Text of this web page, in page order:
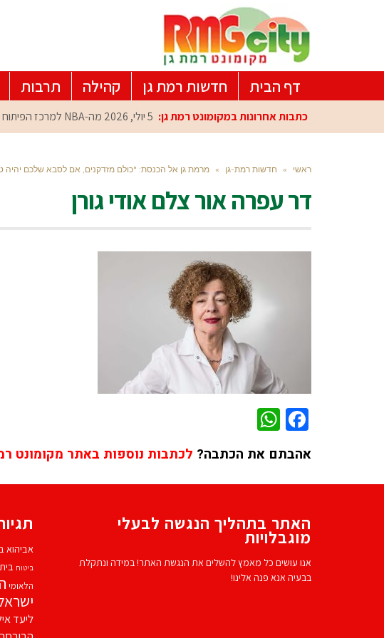
דף הבית חדשות רמת גן קהילה תרבות
כתבות אחרונות במקומונט רמת גן: 5 יולי, 2026 מה-NBA למרכז הפיתוח ברמת גן: עומרי כספי במפגש הוקרה מיוחד
ראשי » חדשות רמת-גן » מרמת גן אל הכנסת: "כולם מזדקנים, אם לסבא שלכם יהיה
דר עפרה אור צלם אודי גורן
Facebook
אהבתם את הכתבה? לכתבות נוספות באתר מקומונט
האתר בתהליך הנגשה לבעלי
מוגבלויות
אנו עושים כל מאמץ להשלים את הנגשת האתר! במידה ונתקלת
בבעיה אנא פנה אלינו!
אביהוא
ביטוח
הלאומי
ליעד